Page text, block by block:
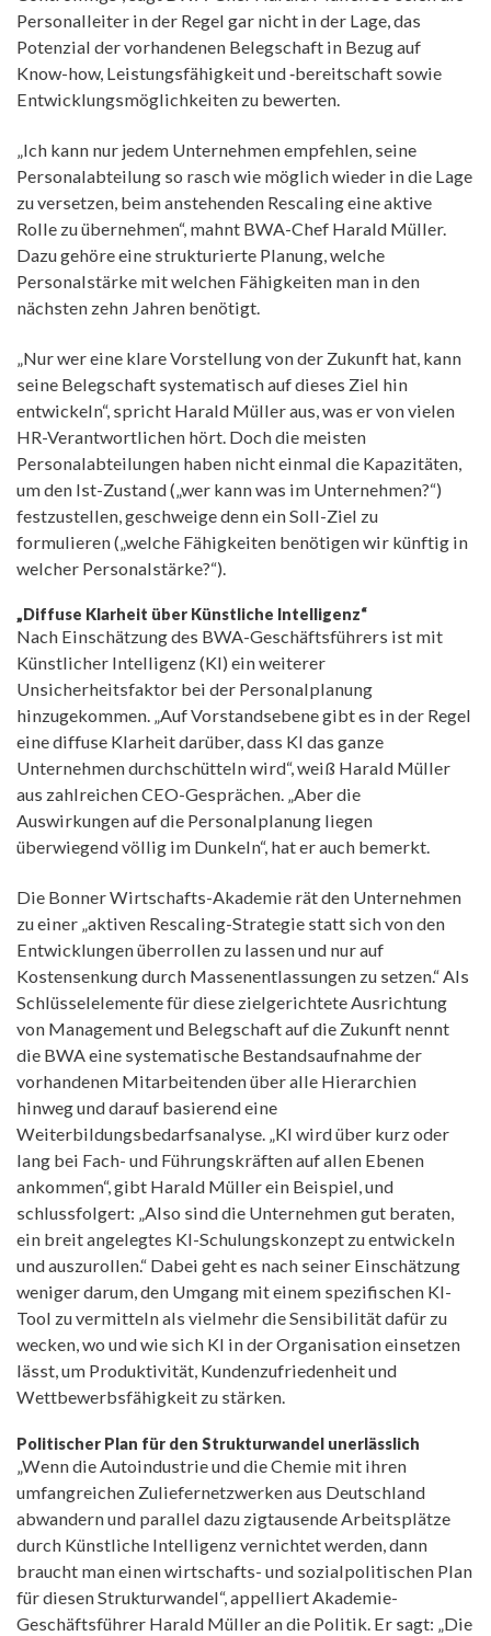
Personalleiter in der Regel gar nicht in der Lage, das
Potenzial der vorhandenen Belegschaft in Bezug auf
Know-how, Leistungsfähigkeit und ‑bereitschaft sowie
Entwicklungsmöglichkeiten zu bewerten.
„Ich kann nur jedem Unternehmen empfehlen, seine
Personalabteilung so rasch wie möglich wieder in die Lage
zu versetzen, beim anstehenden Rescaling eine aktive
Rolle zu übernehmen“, mahnt BWA-Chef Harald Müller.
Dazu gehöre eine strukturierte Planung, welche
Personalstärke mit welchen Fähigkeiten man in den
nächsten zehn Jahren benötigt.
„Nur wer eine klare Vorstellung von der Zukunft hat, kann
seine Belegschaft systematisch auf dieses Ziel hin
entwickeln“, spricht Harald Müller aus, was er von vielen
HR-Verantwortlichen hört. Doch die meisten
Personalabteilungen haben nicht einmal die Kapazitäten,
um den Ist-Zustand („wer kann was im Unternehmen?“)
festzustellen, geschweige denn ein Soll-Ziel zu
formulieren („welche Fähigkeiten benötigen wir künftig in
welcher Personalstärke?“).
„Diffuse Klarheit über Künstliche Intelligenz“
Nach Einschätzung des BWA-Geschäftsführers ist mit
Künstlicher Intelligenz (KI) ein weiterer
Unsicherheitsfaktor bei der Personalplanung
hinzugekommen. „Auf Vorstandsebene gibt es in der Regel
eine diffuse Klarheit darüber, dass KI das ganze
Unternehmen durchschütteln wird“, weiß Harald Müller
aus zahlreichen CEO-Gesprächen. „Aber die
Auswirkungen auf die Personalplanung liegen
überwiegend völlig im Dunkeln“, hat er auch bemerkt.
Die Bonner Wirtschafts-Akademie rät den Unternehmen
zu einer „aktiven Rescaling-Strategie statt sich von den
Entwicklungen überrollen zu lassen und nur auf
Kostensenkung durch Massen­entlassungen zu setzen.“ Als
Schlüsselelemente für diese zielgerichtete Ausrichtung
von Management und Belegschaft auf die Zukunft nennt
die BWA eine systematische Bestandsaufnahme der
vorhandenen Mitarbeitenden über alle Hierarchien
hinweg und darauf basierend eine
Weiterbildungsbedarfsanalyse. „KI wird über kurz oder
lang bei Fach- und Führungskräften auf allen Ebenen
ankommen“, gibt Harald Müller ein Beispiel, und
schlussfolgert: „Also sind die Unternehmen gut beraten,
ein breit angelegtes KI-Schulungskonzept zu entwickeln
und auszurollen.“ Dabei geht es nach seiner Einschätzung
weniger darum, den Umgang mit einem spezifischen KI-
Tool zu vermitteln als vielmehr die Sensibilität dafür zu
wecken, wo und wie sich KI in der Organisation einsetzen
lässt, um Produktivität, Kundenzufriedenheit und
Wettbewerbsfähigkeit zu stärken.
Politischer Plan für den Strukturwandel unerlässlich
„Wenn die Autoindustrie und die Chemie mit ihren
umfangreichen Zuliefernetzwerken aus Deutschland
abwandern und parallel dazu zigtausende Arbeitsplätze
durch Künstliche Intelligenz vernichtet werden, dann
braucht man einen wirtschafts- und sozialpolitischen Plan
für diesen Strukturwandel“, appelliert Akademie-
Geschäftsführer Harald Müller an die Politik. Er sagt: „Die